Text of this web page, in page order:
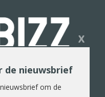
en beeld
X
de nieuwsbrief
om de